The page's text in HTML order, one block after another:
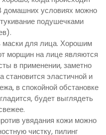
домашних условиях можно
подушечками
маски для лица. Хорошим
морщин на лице являются
в применении, заметно
становится эластичной и
в спокойной обстановке
будет выглядеть
увядания кожи можно
чистку, пилинг